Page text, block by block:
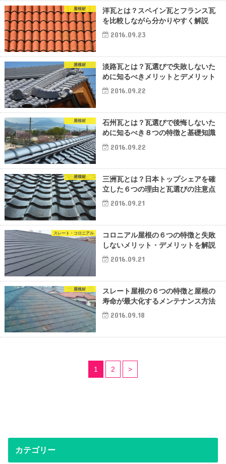
屋根材
洋瓦とは？スペイン瓦とフランス瓦
を比較しながら分かりやすく解説
2016.09.23
屋根材
淡路瓦とは？瓦選びで失敗しないた
めに知るべきメリットとデメリット
2016.09.22
屋根材
石州瓦とは？瓦選びで後悔しないた
めに知るべき８つの特徴と基礎知識
2016.09.22
屋根材
三洲瓦とは？日本トップシェアを確
立した６つの理由と瓦選びの注意点
2016.09.21
スレート・コロニアル
コロニアル屋根の６つの特徴と失敗
しないメリット・デメリットを解説
2016.09.21
屋根材
スレート屋根の６つの特徴と屋根の
寿命が最大化するメンテナンス方法
2016.09.18
1 2 >
カテゴリー